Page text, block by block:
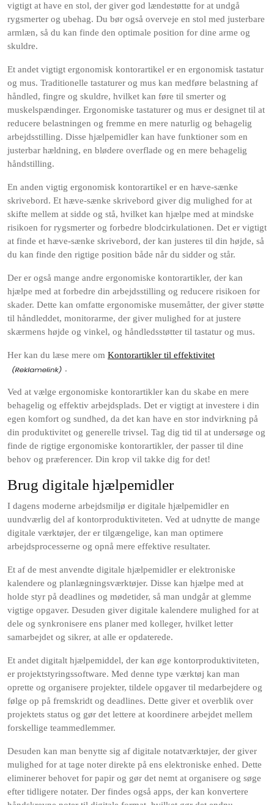
vigtigt at have en stol, der giver god lændestøtte for at undgå
rygsmerter og ubehag. Du bør også overveje en stol med justerbare
armlæn, så du kan finde den optimale position for dine arme og
skuldre.
Et andet vigtigt ergonomisk kontorartikel er en ergonomisk tastatur
og mus. Traditionelle tastaturer og mus kan medføre belastning af
håndled, fingre og skuldre, hvilket kan føre til smerter og
muskelspændinger. Ergonomiske tastaturer og mus er designet til at
reducere belastningen og fremme en mere naturlig og behagelig
arbejdsstilling. Disse hjælpemidler kan have funktioner som en
justerbar hældning, en blødere overflade og en mere behagelig
håndstilling.
En anden vigtig ergonomisk kontorartikel er en hæve-sænke
skrivebord. Et hæve-sænke skrivebord giver dig mulighed for at
skifte mellem at sidde og stå, hvilket kan hjælpe med at mindske
risikoen for rygsmerter og forbedre blodcirkulationen. Det er vigtigt
at finde et hæve-sænke skrivebord, der kan justeres til din højde, så
du kan finde den rigtige position både når du sidder og står.
Der er også mange andre ergonomiske kontorartikler, der kan
hjælpe med at forbedre din arbejdsstilling og reducere risikoen for
skader. Dette kan omfatte ergonomiske musemåtter, der giver støtte
til håndleddet, monitorarme, der giver mulighed for at justere
skærmens højde og vinkel, og håndledsstøtter til tastatur og mus.
Her kan du læse mere om Kontorartikler til effektivitet
.
Ved at vælge ergonomiske kontorartikler kan du skabe en mere
behagelig og effektiv arbejdsplads. Det er vigtigt at investere i din
egen komfort og sundhed, da det kan have en stor indvirkning på
din produktivitet og generelle trivsel. Tag dig tid til at undersøge og
finde de rigtige ergonomiske kontorartikler, der passer til dine
behov og præferencer. Din krop vil takke dig for det!
Brug digitale hjælpemidler
I dagens moderne arbejdsmiljø er digitale hjælpemidler en
uundværlig del af kontorproduktiviteten. Ved at udnytte de mange
digitale værktøjer, der er tilgængelige, kan man optimere
arbejdsprocesserne og opnå mere effektive resultater.
Et af de mest anvendte digitale hjælpemidler er elektroniske
kalendere og planlægningsværktøjer. Disse kan hjælpe med at
holde styr på deadlines og mødetider, så man undgår at glemme
vigtige opgaver. Desuden giver digitale kalendere mulighed for at
dele og synkronisere ens planer med kolleger, hvilket letter
samarbejdet og sikrer, at alle er opdaterede.
Et andet digitalt hjælpemiddel, der kan øge kontorproduktiviteten,
er projektstyringssoftware. Med denne type værktøj kan man
oprette og organisere projekter, tildele opgaver til medarbejdere og
følge op på fremskridt og deadlines. Dette giver et overblik over
projektets status og gør det lettere at koordinere arbejdet mellem
forskellige teammedlemmer.
Desuden kan man benytte sig af digitale notatværktøjer, der giver
mulighed for at tage noter direkte på ens elektroniske enhed. Dette
eliminerer behovet for papir og gør det nemt at organisere og søge
efter tidligere notater. Der findes også apps, der kan konvertere